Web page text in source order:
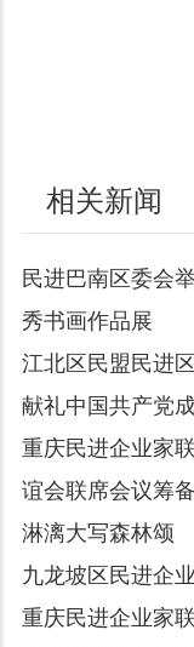
相关新闻
民进巴南区委会
秀书画作品展
江北区民盟民进
献礼中国共产党
重庆民进企业家
谊会联席会议筹
淋漓大写森林颂
九龙坡区民进企
重庆民进企业家